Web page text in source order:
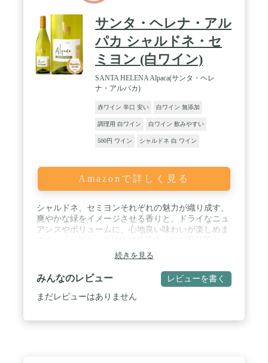
サンタ・ヘレナ・アル
パカ シャルドネ・セ
ミヨン (白ワイン)
SANTA HELENA Alpaca(サンタ・ヘレ
ナ・アルパカ)
赤ワイン 辛口 安い 白ワイン 無添加
調理用 白ワイン 白ワイン 飲みやすい
500円 ワイン シャルドネ 白 ワイン
Amazonで詳しく見る
シャルドネ、セミヨンそれぞれの魅力が織り成す、
爽やかな緑をイメージさせる香りと、ドライなニュ
アンスやボリュームに、心地良い味わいが楽しめま
赤・白極旨ワイングランプリ」にて、白ワイン第一
続きを見る
みんなのレビュー レビューを書く
まだレビューはありません